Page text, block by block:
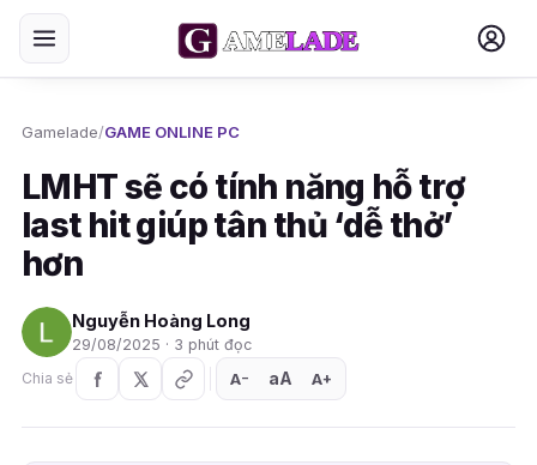
Gamelade/GAME ONLINE PC
LMHT sẽ có tính năng hỗ trợ
last hit giúp tân thủ ‘dễ thở’
hơn
Nguyễn Hoàng Long
29/08/2025 · 3 phút đọc
Chia sẻ
A− aA A+